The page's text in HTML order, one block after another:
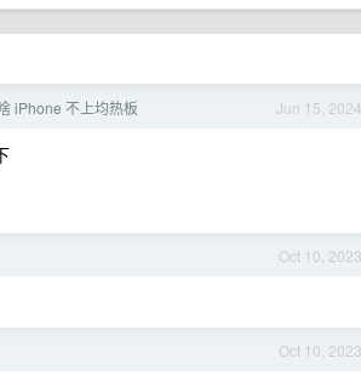
Jun 15, 2024
iPhone 不上均热板
Oct 10, 2023
Oct 10, 2023